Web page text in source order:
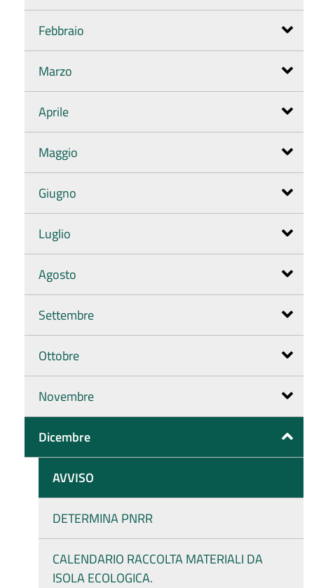
Febbraio
Marzo
Aprile
Maggio
Giugno
Luglio
Agosto
Settembre
Ottobre
Novembre
Dicembre
AVVISO
DETERMINA PNRR
CALENDARIO RACCOLTA MATERIALI DA
ISOLA ECOLOGICA.